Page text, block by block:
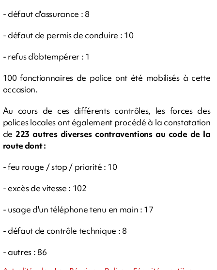
- défaut d'assurance : 8
- défaut de permis de conduire : 10
- refus d'obtempérer : 1
100 fonctionnaires de police ont été mobilisés à cette
occasion.
Au cours de ces différents contrôles, les forces des
polices locales ont également procédé à la constatation
de 223 autres diverses contraventions au code de la
route dont :
- feu rouge / stop / priorité : 10
- excès de vitesse : 102
- usage d'un téléphone tenu en main : 17
- défaut de contrôle technique : 8
- autres : 86